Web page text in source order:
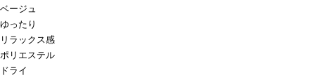
ベージュ
ゆったり
リラックス感
ポリエステル
ドライ